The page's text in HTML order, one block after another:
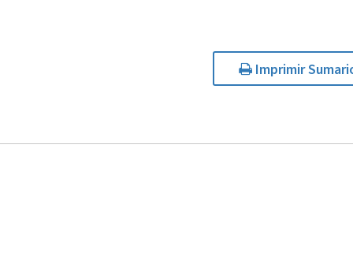
Imprimir